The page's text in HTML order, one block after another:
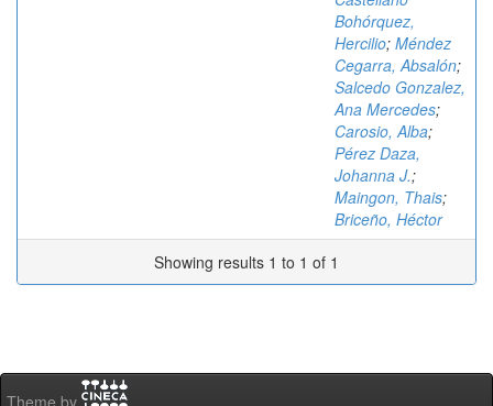
Bohórquez,
Hercilio; Méndez
Cegarra, Absalón;
Salcedo Gonzalez,
Ana Mercedes;
Carosio, Alba;
Pérez Daza,
Johanna J.;
Maingon, Thais;
Briceño, Héctor
Showing results 1 to 1 of 1